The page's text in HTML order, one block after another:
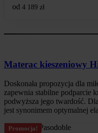
od 4 189 zł
Materac kieszeniowy
Doskonała propozycja dla
zapewnia stabilne podparcie
podwyższa jego twardość.
jest synonimem optymalnej
Promocja!